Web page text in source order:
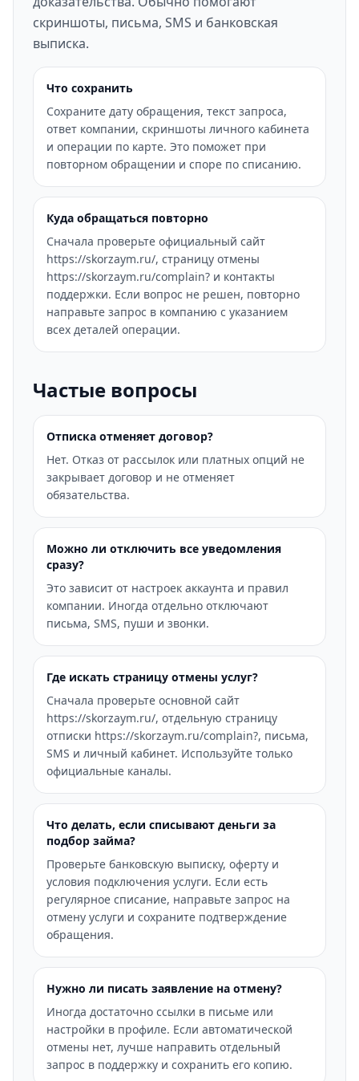
скриншоты, письма, SMS и банковская
выписка.
Что сохранить
Сохраните дату обращения, текст запроса,
ответ компании, скриншоты личного кабинета
и операции по карте. Это поможет при
повторном обращении и споре по списанию.
Куда обращаться повторно
Сначала проверьте официальный сайт
https://skorzaym.ru/, страницу отмены
https://skorzaym.ru/complain? и контакты
поддержки. Если вопрос не решен, повторно
направьте запрос в компанию с указанием
всех деталей операции.
Частые вопросы
Отписка отменяет договор?
Нет. Отказ от рассылок или платных опций не
закрывает договор и не отменяет
обязательства.
Можно ли отключить все уведомления
сразу?
Это зависит от настроек аккаунта и правил
компании. Иногда отдельно отключают
письма, SMS, пуши и звонки.
Где искать страницу отмены услуг?
Сначала проверьте основной сайт
https://skorzaym.ru/, отдельную страницу
отписки https://skorzaym.ru/complain?, письма,
SMS и личный кабинет. Используйте только
официальные каналы.
Что делать, если списывают деньги за
подбор займа?
Проверьте банковскую выписку, оферту и
условия подключения услуги. Если есть
регулярное списание, направьте запрос на
отмену услуги и сохраните подтверждение
обращения.
Нужно ли писать заявление на отмену?
Иногда достаточно ссылки в письме или
настройки в профиле. Если автоматической
отмены нет, лучше направить отдельный
запрос в поддержку и сохранить его копию.